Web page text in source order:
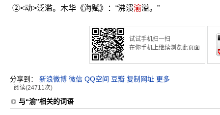
②<动>泛滥。木华《海赋》：“沸溃渝溢。”
试试手机扫一扫
在你手机上继续浏览此页面
分享到： 新浪微博 微信 QQ空间 豆瓣 复制网址 更多
阅读(24711次)
与“渝”相关的词语